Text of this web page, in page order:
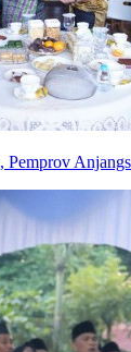
Pemprov